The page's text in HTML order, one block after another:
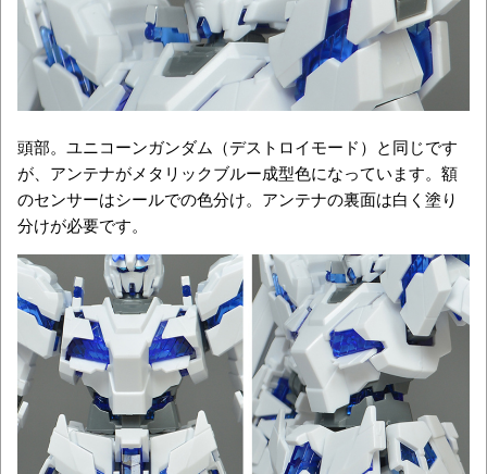
頭部。ユニコーンガンダム（デストロイモード）と同じです
が、アンテナがメタリックブルー成型色になっています。額
のセンサーはシールでの色分け。アンテナの裏面は白く塗り
分けが必要です。